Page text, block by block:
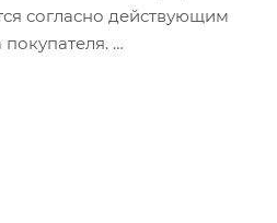
согласно действующим